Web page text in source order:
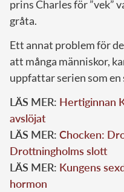
prins Charles för ”vek”
gråta.
Ett annat problem för
att många människor,
uppfattar serien som en
LÄS MER: Hertiginnan
avslöjat
LÄS MER: Chocken:
Drottningholms slott
LÄS MER: Kungens
hormon